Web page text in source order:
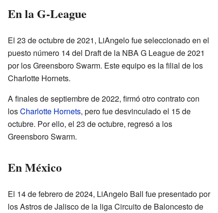
En la G-League
El 23 de octubre de 2021, LiAngelo fue seleccionado en el
puesto número 14 del Draft de la NBA G League de 2021
por los Greensboro Swarm. Este equipo es la filial de los
Charlotte Hornets.
A finales de septiembre de 2022, firmó otro contrato con
losCharlotte Hornets, pero fue desvinculado el 15 de
octubre. Por ello, el 23 de octubre, regresó a los
Greensboro Swarm.
En México
El 14 de febrero de 2024, LiAngelo Ball fue presentado por
los Astros de Jalisco de la liga Circuito de Baloncesto de